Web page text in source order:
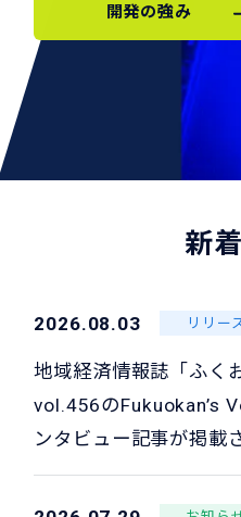
開発の強み
新
2026.08.03 リリー
地域経済情報誌「ふく
vol.456のFukuokan’s
ンタビュー記事が掲載